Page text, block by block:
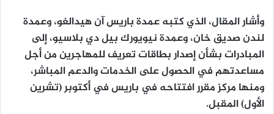
وأشار المقال، الذي كتبه عمدة باريس آن هيدالغو، وعمدة
لندن صديق خان، وعمدة نيويورك بيل دي بلاسيو، إلى
المبادرات بشأن إصدار بطاقات تعريف للمهاجرين من أجل
مساعدتهم في الحصول على الخدمات والدعم المباشر،
ومنها مركز مقرر افتتاحه في باريس في أكتوبر (تشرين
الأول) المقبل.